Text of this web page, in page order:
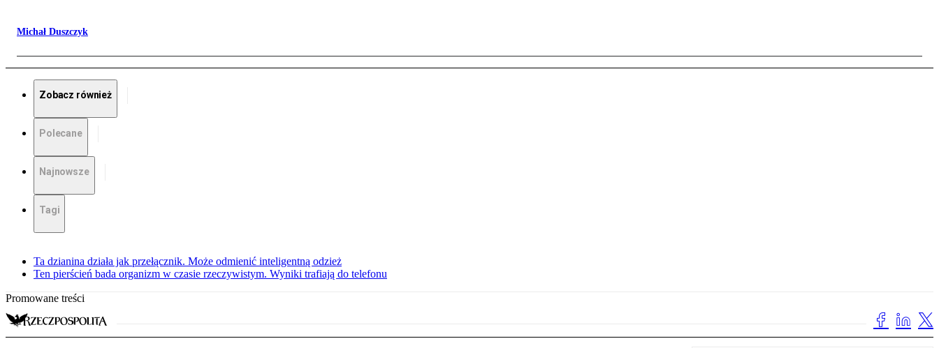
Michał Duszczyk
Zobacz również
Polecane
Najnowsze
Tagi
Ta dzianina działa jak przełącznik. Może odmienić inteligentną odzież
Ten pierścień bada organizm w czasie rzeczywistym. Wyniki trafiają do telefonu
Promowane treści